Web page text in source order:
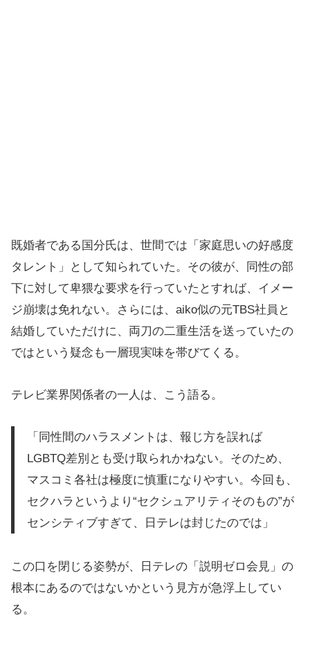
既婚者である国分氏は、世間では「家庭思いの好感度
タレント」として知られていた。その彼が、同性の部
下に対して卑猥な要求を行っていたとすれば、イメー
ジ崩壊は免れない。さらには、aiko似の元TBS社員と
結婚していただけに、両刀の二重生活を送っていたの
ではという疑念も一層現実味を帯びてくる。
テレビ業界関係者の一人は、こう語る。
「同性間のハラスメントは、報じ方を誤れば
LGBTQ差別とも受け取られかねない。そのため、
マスコミ各社は極度に慎重になりやすい。今回も、
セクハラというより“セクシュアリティそのもの”が
センシティブすぎて、日テレは封じたのでは」
この口を閉じる姿勢が、日テレの「説明ゼロ会見」の
根本にあるのではないかという見方が急浮上してい
る。